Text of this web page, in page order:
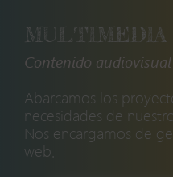
MULTIMEDIA
Contenido audiovisual
Abarcamos los
necesidades de
Nos encargamos de
web.